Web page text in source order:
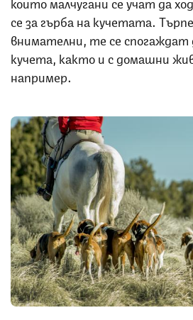
се за гърба на кучетата.
внимателни, те се спогаждат
кучета, както и с домашни
например.